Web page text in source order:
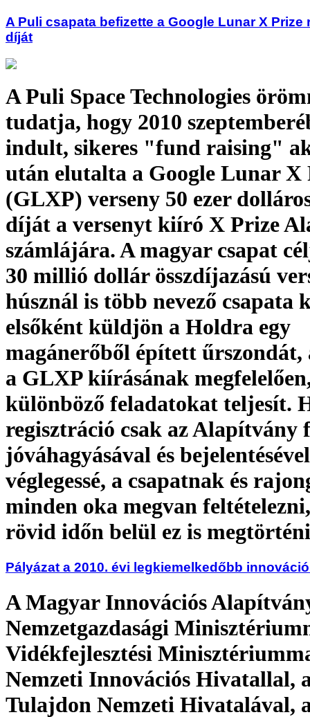
A Puli csapata befizette a Google Lunar X Prize
díját
A Puli Space Technologies
tudatja, hogy 2010
indult, sikeres "fund raising"
után elutalta a Google Lunar X
(GLXP) verseny 50 ezer
díját a versenyt kiíró X Prize
számlájára. A magyar csapat
30 millió dollár összdíjazású
húsznál is több nevező csapata
elsőként küldjön a Holdra egy
magánerőből épített űrszondát,
a GLXP kiírásának
különböző feladatokat teljesít.
regisztráció csak az Alapítvány
jóváhagyásával és
véglegessé, a csapatnak és
minden oka megvan
rövid időn belül ez is
Pályázat a 2010. évi legkiemelkedőbb
A Magyar Innovációs
Nemzetgazdasági
Vidékfejlesztési
Nemzeti Innovációs Hivatallal,
Tulajdon Nemzeti Hivatalával,